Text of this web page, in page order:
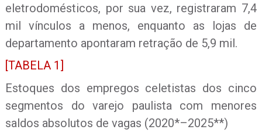
eletrodomésticos, por sua vez, registraram 7,4
mil vínculos a menos, enquanto as lojas de
departamento apontaram retração de 5,9 mil.
[TABELA 1]
Estoques dos empregos celetistas dos cinco
segmentos do varejo paulista com menores
saldos absolutos de vagas (2020*–2025**)